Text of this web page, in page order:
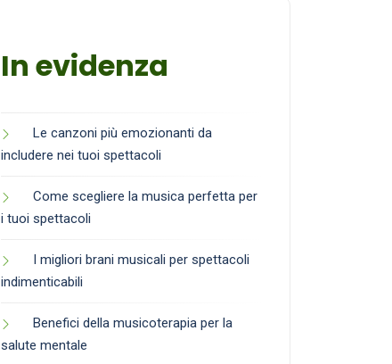
In evidenza
Le canzoni più emozionanti da
includere nei tuoi spettacoli
Come scegliere la musica perfetta per
i tuoi spettacoli
I migliori brani musicali per spettacoli
indimenticabili
Benefici della musicoterapia per la
salute mentale